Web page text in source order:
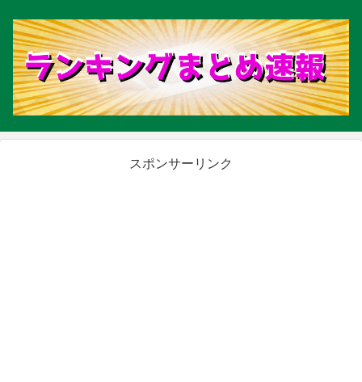
スポンサーリンク